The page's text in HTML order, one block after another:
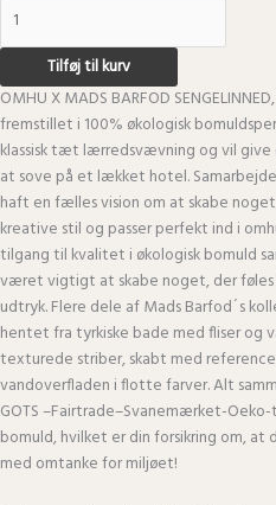
Tilføj til kurv
OMHU X MADS BARFOD
fremstillet i 100% økologisk
klassisk tæt lærredsvævning og vil
at sove på et lækket hotel.
haft en fælles vision om at skabe
kreative stil og passer perfekt ind i
tilgang til kvalitet i økologisk bomuld
været vigtigt at skabe noget, der føles
udtryk. Flere dele af Mads Barfod´s
hentet fra tyrkiske bade med fliser og
texturede striber, skabt med
vandoverfladen i flotte farver. Alt
GOTS –Fairtrade–Svanemærket-
bomuld, hvilket er din forsikring om,
med omtanke for miljøet!